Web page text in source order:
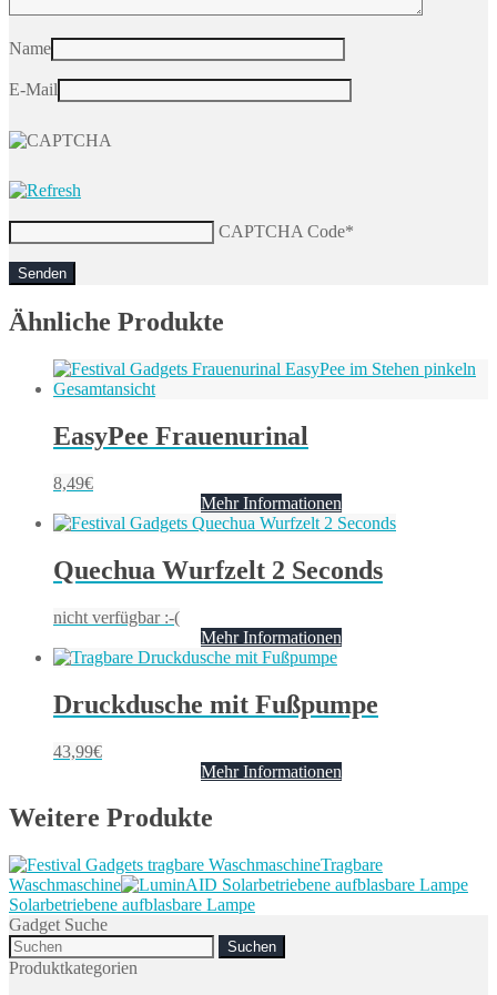
Name
E-Mail
CAPTCHA Code*
Ähnliche Produkte
EasyPee Frauenurinal
8,49€
Mehr Informationen
Quechua Wurfzelt 2 Seconds
nicht verfügbar :-(
Mehr Informationen
Druckdusche mit Fußpumpe
43,99€
Mehr Informationen
Weitere Produkte
Tragbare
Waschmaschine
Solarbetriebene aufblasbare Lampe
Gadget Suche
Search
for:
Produktkategorien